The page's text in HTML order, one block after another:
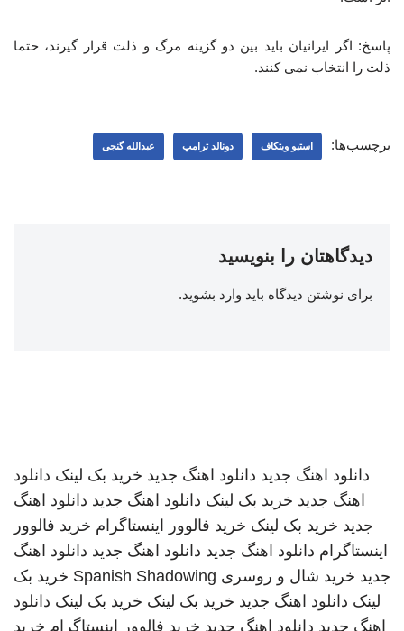
پاسخ: اگر ایرانیان باید بین دو گزینه مرگ و ذلت قرار گیرند، حتما
ذلت را انتخاب نمی کنند.
برچسب‌ها: استیو ویتکاف دونالد ترامپ عبدالله گنجی
دیدگاهتان را بنویسید
برای نوشتن دیدگاه باید وارد بشوید.
دانلود اهنگ جدید دانلود اهنگ جدید خرید بک لینک دانلود
اهنگ جدید خرید بک لینک دانلود اهنگ جدید دانلود اهنگ
جدید خرید بک لینک خرید فالوور اینستاگرام خرید فالوور
اینستاگرام دانلود اهنگ جدید دانلود اهنگ جدید دانلود اهنگ
جدید خرید شال و روسری Spanish Shadowing خرید بک
لینک دانلود اهنگ جدید خرید بک لینک خرید بک لینک دانلود
اهنگ جدید دانلود اهنگ جدید خرید فالوور اینستاگرام خرید